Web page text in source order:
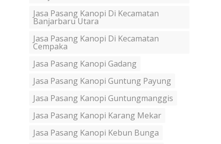
Jasa Pasang Kanopi Di Kecamatan
Banjarbaru Utara
Jasa Pasang Kanopi Di Kecamatan
Cempaka
Jasa Pasang Kanopi Gadang
Jasa Pasang Kanopi Guntung Payung
Jasa Pasang Kanopi Guntungmanggis
Jasa Pasang Kanopi Karang Mekar
Jasa Pasang Kanopi Kebun Bunga